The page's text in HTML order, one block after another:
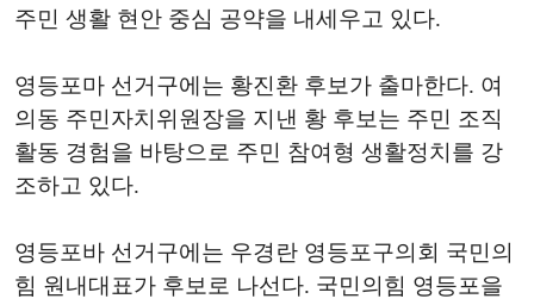
주민 생활 현안 중심 공약을 내세우고 있다.
영등포마 선거구에는 황진환 후보가 출마한다. 여
의동 주민자치위원장을 지낸 황 후보는 주민 조직
활동 경험을 바탕으로 주민 참여형 생활정치를 강
조하고 있다.
영등포바 선거구에는 우경란 영등포구의회 국민의
힘 원내대표가 후보로 나선다. 국민의힘 영등포을